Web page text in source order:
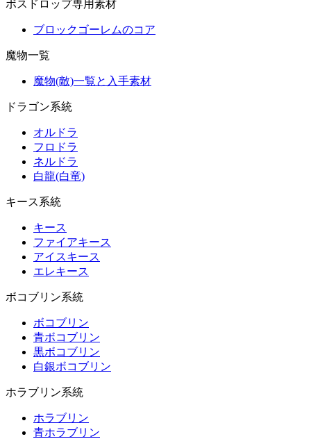
ボスドロップ専用素材
ブロックゴーレムのコア
魔物一覧
魔物(敵)一覧と入手素材
ドラゴン系統
オルドラ
フロドラ
ネルドラ
白龍(白竜)
キース系統
キース
ファイアキース
アイスキース
エレキース
ボコブリン系統
ボコブリン
青ボコブリン
黒ボコブリン
白銀ボコブリン
ホラブリン系統
ホラブリン
青ホラブリン